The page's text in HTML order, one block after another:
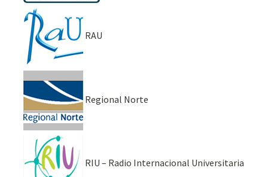
RAU
Regional Norte
RIU – Radio Internacional Universitaria